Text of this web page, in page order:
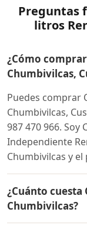
Preguntas
litros
¿Cómo
Chumbivilcas,
Puedes comprar
Chumbivilcas,
987 470 966. Soy
Independiente
Chumbivilcas y
¿Cuánto cuesta
Chumbivilcas?